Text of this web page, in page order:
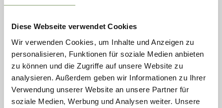
Diese Webseite verwendet Cookies
Wir verwenden Cookies, um Inhalte und Anzeigen zu
personalisieren, Funktionen für soziale Medien anbieten
zu können und die Zugriffe auf unsere Website zu
analysieren. Außerdem geben wir Informationen zu Ihrer
Verwendung unserer Website an unsere Partner für
soziale Medien, Werbung und Analysen weiter. Unsere
a Caprile